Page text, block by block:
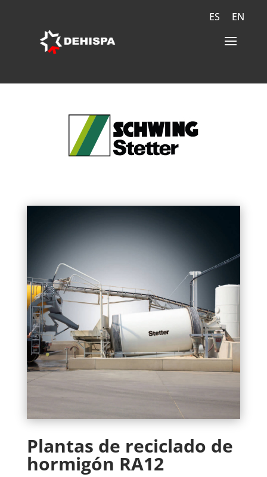
ES EN
Plantas de reciclado de
hormigón RA12